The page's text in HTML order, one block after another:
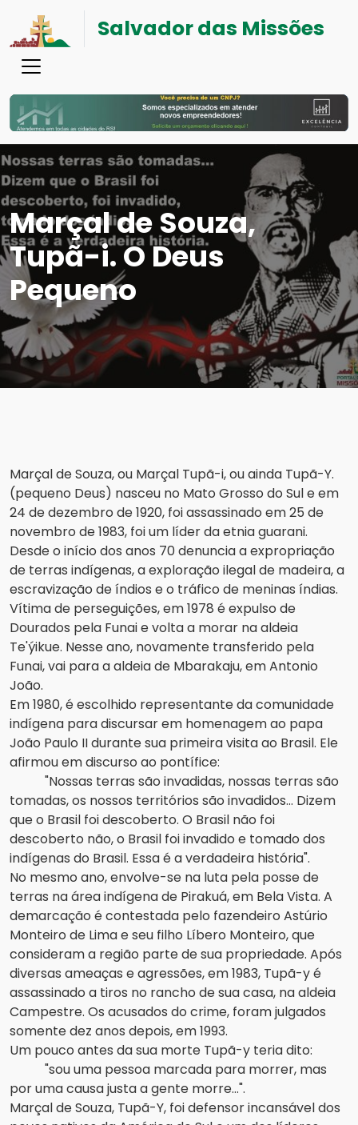
Salvador das Missões
Marçal de Souza,
Tupã-i. O Deus
Pequeno
Marçal de Souza, ou Marçal Tupã-i, ou ainda Tupã-Y.
(pequeno Deus) nasceu no Mato Grosso do Sul e em
24 de dezembro de 1920, foi assassinado em 25 de
novembro de 1983, foi um líder da etnia guarani.
Desde o início dos anos 70 denuncia a expropriação
de terras indígenas, a exploração ilegal de madeira, a
escravização de índios e o tráfico de meninas índias.
Vítima de perseguições, em 1978 é expulso de
Dourados pela Funai e volta a morar na aldeia
Te'ýikue. Nesse ano, novamente transferido pela
Funai, vai para a aldeia de Mbarakaju, em Antonio
João.
Em 1980, é escolhido representante da comunidade
indígena para discursar em homenagem ao papa
João Paulo II durante sua primeira visita ao Brasil. Ele
afirmou em discurso ao pontífice:
"Nossas terras são invadidas, nossas terras são
tomadas, os nossos territórios são invadidos… Dizem
que o Brasil foi descoberto. O Brasil não foi
descoberto não, o Brasil foi invadido e tomado dos
indígenas do Brasil. Essa é a verdadeira história".
No mesmo ano, envolve-se na luta pela posse de
terras na área indígena de Pirakuá, em Bela Vista. A
demarcação é contestada pelo fazendeiro Astúrio
Monteiro de Lima e seu filho Líbero Monteiro, que
consideram a região parte de sua propriedade. Após
diversas ameaças e agressões, em 1983, Tupã-y é
assassinado a tiros no rancho de sua casa, na aldeia
Campestre. Os acusados do crime, foram julgados
somente dez anos depois, em 1993.
Um pouco antes da sua morte Tupã-y teria dito:
"sou uma pessoa marcada para morrer, mas
por uma causa justa a gente morre…".
Marçal de Souza, Tupã-Y, foi defensor incansável dos